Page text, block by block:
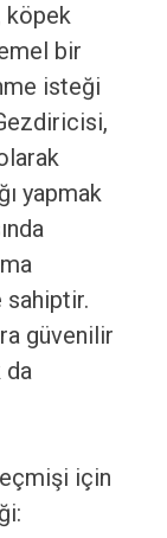
köpek
bir
isteği
yapmak
sahiptir.
güvenilir
da
için